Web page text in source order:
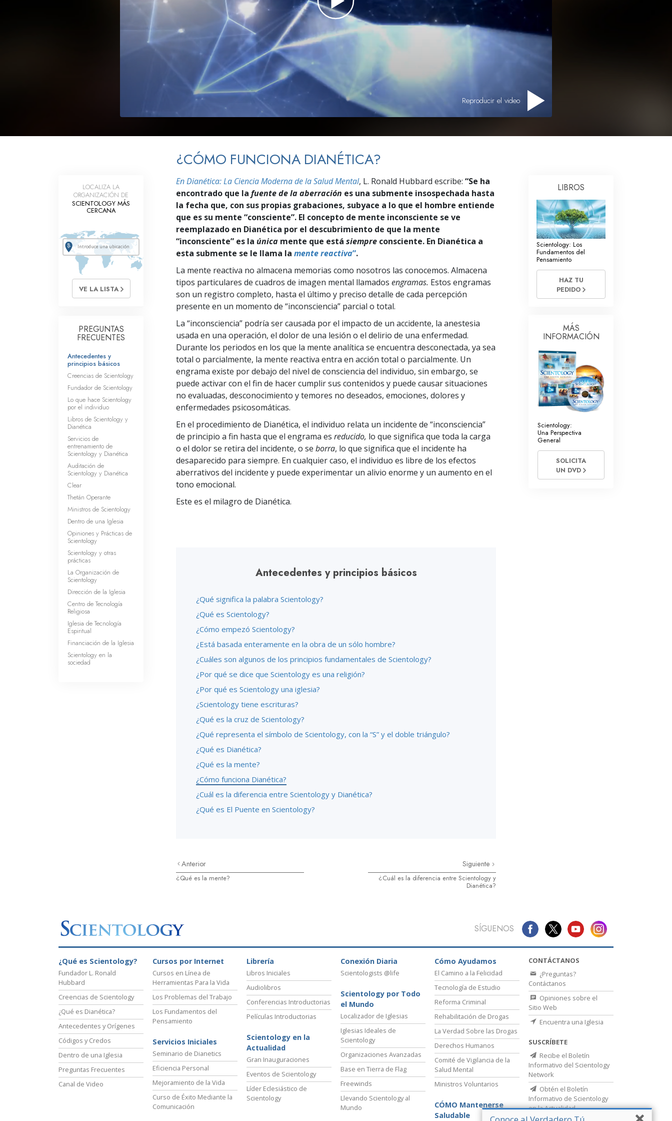
Amor y Odio: ¿Qué es Grandeza?
Respuestas a las Drogas
Los Niños
La Causa de la Supresión
Investigaciones
Los Fundamentos de la Organización
La Tecnología de Estudio
La Comunicación
Reproducir el video
¿CÓMO FUNCIONA DIANÉTICA?
En Dianética: La Ciencia Moderna de la Salud Mental, L. Ronald Hubbard escribe: “Se ha
encontrado que la fuente de la aberración es una submente insospechada hasta
la fecha que, con sus propias grabaciones, subyace a lo que el hombre entiende
que es su mente “consciente”. El concepto de mente inconsciente se ve
reemplazado en Dianética por el descubrimiento de que la mente
“inconsciente” es la única mente que está siempre consciente. En Dianética a
esta submente se le llama la mente reactiva”.
La mente reactiva no almacena memorias como nosotros las conocemos. Almacena
tipos particulares de cuadros de imagen mental llamados engramas. Estos engramas
son un registro completo, hasta el último y preciso detalle de cada percepción
presente en un momento de “inconsciencia” parcial o total.
La “inconsciencia” podría ser causada por el impacto de un accidente, la anestesia
usada en una operación, el dolor de una lesión o el delirio de una enfermedad.
Durante los periodos en los que la mente analítica se encuentra desconectada, ya sea
total o parcialmente, la mente reactiva entra en acción total o parcialmente. Un
engrama existe por debajo del nivel de consciencia del individuo, sin embargo, se
puede activar con el fin de hacer cumplir sus contenidos y puede causar situaciones
no evaluadas, desconocimiento y temores no deseados, emociones, dolores y
enfermedades psicosomáticas.
En el procedimiento de Dianética, el individuo relata un incidente de “inconsciencia”
de principio a fin hasta que el engrama es reducido, lo que significa que toda la carga
o el dolor se retira del incidente, o se borra, lo que significa que el incidente ha
desaparecido para siempre. En cualquier caso, el individuo es libre de los efectos
aberrativos del incidente y puede experimentar un alivio enorme y un aumento en el
tono emocional.
Este es el milagro de Dianética.
Antecedentes y principios básicos
¿Qué significa la palabra Scientology?
¿Qué es Scientology?
¿Cómo empezó Scientology?
¿Está basada enteramente en la obra de un sólo hombre?
¿Cuáles son algunos de los principios fundamentales de Scientology?
¿Por qué se dice que Scientology es una religión?
¿Por qué es Scientology una iglesia?
¿Scientology tiene escrituras?
¿Qué es la cruz de Scientology?
¿Qué representa el símbolo de Scientology, con la “S” y el doble triángulo?
¿Qué es Dianética?
¿Qué es la mente?
¿Cómo funciona Dianética?
¿Cuál es la diferencia entre Scientology y Dianética?
¿Qué es El Puente en Scientology?
Anterior
¿Qué es la mente?
Siguiente
¿Cuál es la diferencia entre Scientology y
Dianética?
LOCALIZA LA
ORGANIZACIÓN DE
SCIENTOLOGY MÁS
CERCANA
VE LA LISTA
PREGUNTAS
FRECUENTES
Antecedentes y
principios básicos
Creencias de Scientology
Fundador de Scientology
Lo que hace Scientology
por el individuo
Libros de Scientology y
Dianética
Servicios de
entrenamiento de
Scientology y Dianética
Auditación de
Scientology y Dianética
Clear
Thetán Operante
Ministros de Scientology
Dentro de una Iglesia
Opiniones y Prácticas de
Scientology
Scientology y otras
prácticas
La Organización de
Scientology
Dirección de la Iglesia
Centro de Tecnología
Religiosa
Iglesia de Tecnología
Espiritual
Financiación de la Iglesia
Scientology en la
sociedad
LIBROS
Scientology: Los
Fundamentos del
Pensamiento
HAZ TU
PEDIDO
MÁS
INFORMACIÓN
Scientology:
Una Perspectiva
General
SOLICITA
UN DVD
SÍGUENOS
¿Qué es Scientology?
Fundador L. Ronald
Hubbard
Creencias de Scientology
¿Qué es Dianética?
Antecedentes y Orígenes
Códigos y Credos
Dentro de una Iglesia
Preguntas Frecuentes
Canal de Video
Cursos por Internet
Cursos en Línea de
Herramientas Para la Vida
Los Problemas del Trabajo
Los Fundamentos del
Pensamiento
Servicios Iniciales
Seminario de Dianetics
Eficiencia Personal
Mejoramiento de la Vida
Curso de Éxito Mediante la
Comunicación
Librería
Libros Iniciales
Audiolibros
Conferencias Introductorias
Películas Introductorias
Scientology en la
Actualidad
Gran Inauguraciones
Eventos de Scientology
Líder Eclesiástico de
Scientology
Conexión Diaria
Scientologists @life
Scientology por Todo
el Mundo
Localizador de Iglesias
Iglesias Ideales de
Scientology
Organizaciones Avanzadas
Base en Tierra de Flag
Freewinds
Llevando Scientology al
Mundo
Cómo Ayudamos
El Camino a la Felicidad
Tecnología de Estudio
Reforma Criminal
Rehabilitación de Drogas
La Verdad Sobre las Drogas
Derechos Humanos
Comité de Vigilancia de la
Salud Mental
Ministros Voluntarios
CÓMO Mantenerse
Saludable
CONTÁCTANOS
¿Preguntas?
Contáctanos
Opiniones sobre el
Sitio Web
Encuentra una Iglesia
SUSCRÍBETE
Recibe el Boletín
Informativo del Scientology
Network
Obtén el Boletín
Informativo de Scientology
en la Actualidad